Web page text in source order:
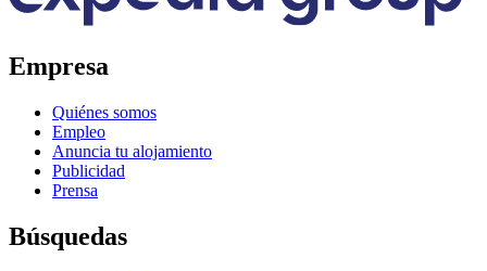
Empresa
Quiénes somos
Empleo
Anuncia tu alojamiento
Publicidad
Prensa
Búsquedas